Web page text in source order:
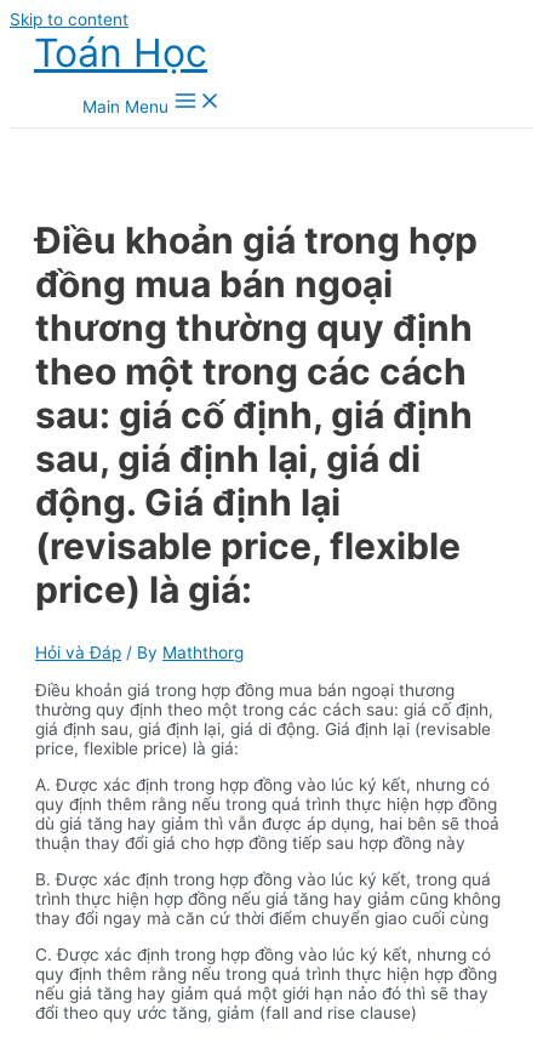
Skip to content
Toán Học
Main Menu
Điều khoản giá trong hợp
đồng mua bán ngoại
thương thường quy định
theo một trong các cách
sau: giá cố định, giá định
sau, giá định lại, giá di
động. Giá định lại
(revisable price, flexible
price) là giá:
Hỏi và Đáp / By Maththorg
Điều khoản giá trong hợp đồng mua bán ngoại thương
thường quy định theo một trong các cách sau: giá cố định,
giá định sau, giá định lại, giá di động. Giá định lại (revisable
price, flexible price) là giá:
A. Được xác định trong hợp đồng vào lúc ký kết, nhưng có
quy định thêm rằng nếu trong quá trình thực hiện hợp đồng
dù giá tăng hay giảm thì vẫn được áp dụng, hai bên sẽ thoả
thuận thay đổi giá cho hợp đồng tiếp sau hợp đồng này
B. Được xác định trong hợp đồng vào lúc ký kết, trong quá
trình thực hiện hợp đồng nếu giá tăng hay giảm cũng không
thay đổi ngay mà căn cứ thời điểm chuyển giao cuối cùng
C. Được xác định trong hợp đồng vào lúc ký kết, nhưng có
quy định thêm rằng nếu trong quá trình thực hiện hợp đồng
nếu giá tăng hay giảm quá một giới hạn nảo đó thì sẽ thay
đổi theo quy ước tăng, giảm (fall and rise clause)